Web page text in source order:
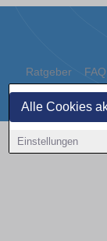
Alle Cookies
Einstellungen
Ratgeber FAQ
Copyright © 2000 -